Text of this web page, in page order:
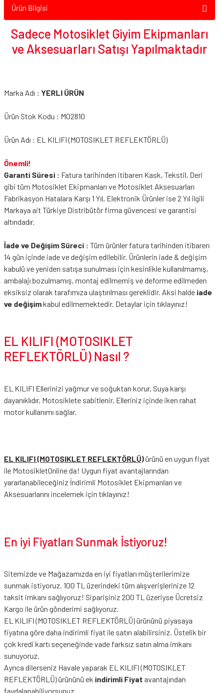
Ürün Bilgisi
Sadece Motosiklet Giyim Ekipmanları
ve Aksesuarları Satışı Yapılmaktadır
Marka Adı : YERLI ÜRÜN
Ürün Stok Kodu : M02810
Ürün Adı : EL KILIFI (MOTOSIKLET REFLEKTÖRLÜ)
Önemli!
Garanti Süresi : Fatura tarihinden itibaren Kask, Tekstil, Deri
gibi tüm Motosiklet Ekipmanları ve Motosiklet Aksesuarları
Fabrikasyon Hatalara Karşı 1 Yıl, Elektronik Ürünler ise 2 Yıl ilgili
Markaya ait Türkiye Distribütör firma güvencesi ve garantisi
altındadır.
İade ve Değişim Süreci : Tüm ürünler fatura tarihinden itibaren
14 gün içinde iade ve değişim edilebilir. Ürünlerin iade & değişim
kabulü ve yeniden satışa sunulması için kesinlikle kullanılmamış,
ambalajı bozulmamış, montaj edilmemiş ve deforme edilmeden
eksiksiz olarak tarafımıza ulaştırılması gereklidir. Aksi halde iade
ve değişimkabul edilmemektedir. Detaylar için tıklayınız!
EL KILIFI (MOTOSIKLET
REFLEKTÖRLÜ) Nasıl ?
EL KILIFI Ellerinizi yağmur ve soğuktan korur, Suya karşı
dayanıklıdır, Motosiklete sabitlenir, Elleriniz içinde iken rahat
motor kullanımı sağlar.
EL KILIFI (MOTOSIKLET REFLEKTÖRLÜ)ürünü en uygun fiyat
ile MotosikletOnline da! Uygun fiyat avantajlarından
yararlanabileceğiniz İndirimli Motosiklet Ekipmanları ve
Aksesuarlarını incelemek için tıklayınız!
En iyi Fiyatları Sunmak İstiyoruz!
Sitemizde ve Mağazamızda en iyi fiyatları müşterilerimize
sunmak istiyoruz. 100 TL üzerindeki tüm alışverişlerinize 12
taksit imkanı sağlıyoruz! Siparişiniz 200 TL üzeriyse Ücretsiz
Kargo ile ürün gönderimi sağlıyoruz.
EL KILIFI (MOTOSIKLET REFLEKTÖRLÜ) ürününü piyasaya
fiyatına göre daha indirimli fiyat ile satın alabilirsiniz. Üstelik bir
çok kredi kartı seçeneğinde vade farksız satın alma imkanı
sunuyoruz.
Ayrıca dilerseniz Havale yaparak EL KILIFI (MOTOSIKLET
REFLEKTÖRLÜ) ürününü ek indirimli Fiyat avantajından
faydalanabiliyorsunuz.